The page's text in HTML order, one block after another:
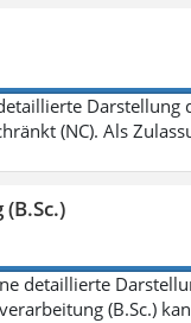
(NC). Als
detaillierte
(B.Sc.)